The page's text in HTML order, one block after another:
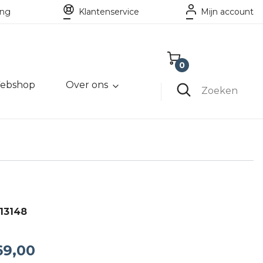
Klantenservice Mijn account
Over ons
0
Zoeken